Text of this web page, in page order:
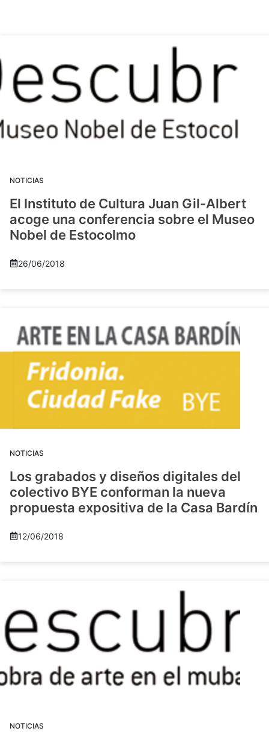
NOTICIAS
El Instituto de Cultura Juan Gil-Albert
acoge una conferencia sobre el Museo
Nobel de Estocolmo
26/06/2018
NOTICIAS
Los grabados y diseños digitales del
colectivo BYE conforman la nueva
propuesta expositiva de la Casa Bardín
12/06/2018
NOTICIAS